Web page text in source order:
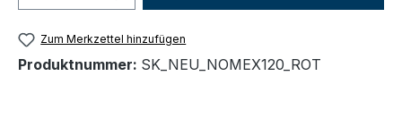
Zum Merkzettel hinzufügen
Produktnummer: SK_NEU_NOMEX120_ROT